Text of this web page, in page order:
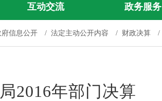
互动交流 政务服务
府信息公开 / 法定主动公开内容 / 财政决算 /
2016年部门决算